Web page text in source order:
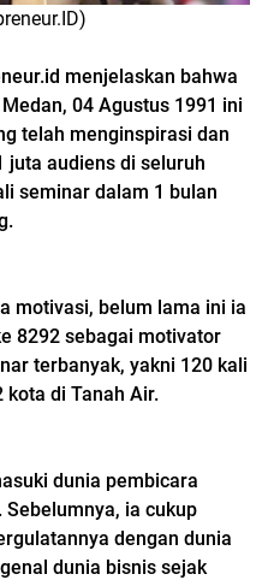
menjelaskan bahwa
04 Agustus 1991 ini
telah menginspirasi dan
juta audiens di seluruh
seminar dalam 1 bulan
motivasi, belum lama ini ia
8292 sebagai motivator
terbanyak, yakni 120 kali
di Tanah Air.
dunia pembicara
ia cukup
dengan dunia
dunia bisnis sejak